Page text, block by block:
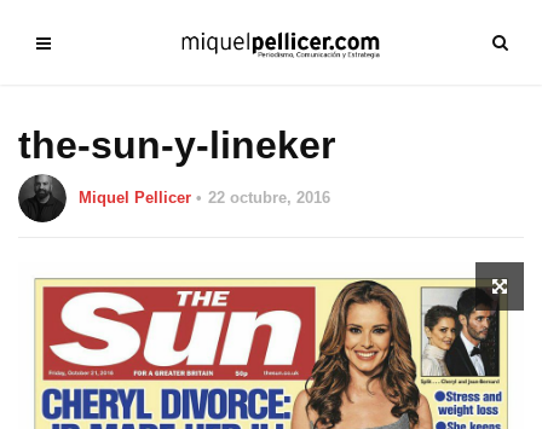
the-sun-y-lineker
Miquel Pellicer 22 octubre, 2016